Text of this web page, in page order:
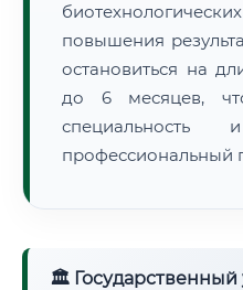
повышения
остановиться на
до 6 месяцев,
профессиональный
🏛 Государственный